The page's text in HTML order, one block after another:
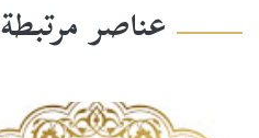
عناصر مرتبطة